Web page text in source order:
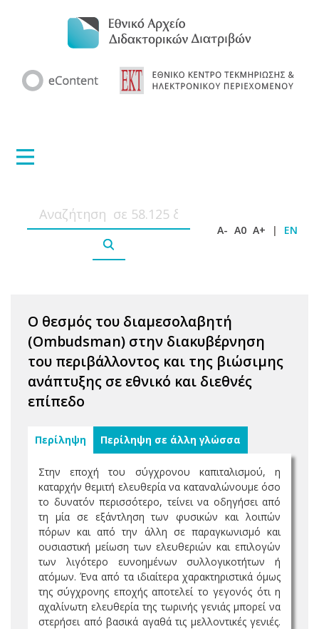
A- A0 A+ | EN
O θεσμός του διαμεσολαβητή
(Ombudsman) στην διακυβέρνηση
του περιβάλλοντος και της βιώσιμης
ανάπτυξης σε εθνικό και διεθνές
επίπεδο
Περίληψη Περίληψη σε άλλη γλώσσα
Στην εποχή του σύγχρονου καπιταλισμού, η
καταρχήν θεμιτή ελευθερία να καταναλώνουμε όσο
το δυνατόν περισσότερο, τείνει να οδηγήσει από
τη μία σε εξάντληση των φυσικών και λοιπών
πόρων και από την άλλη σε παραγκωνισμό και
ουσιαστική μείωση των ελευθεριών και επιλογών
των λιγότερο ευνοημένων συλλογικοτήτων ή
ατόμων. Ένα από τα ιδιαίτερα χαρακτηριστικά όμως
της σύγχρονης εποχής αποτελεί το γεγονός ότι η
αχαλίνωτη ελευθερία της τωρινής γενιάς μπορεί να
στερήσει από βασικά αγαθά τις μελλοντικές γενιές.